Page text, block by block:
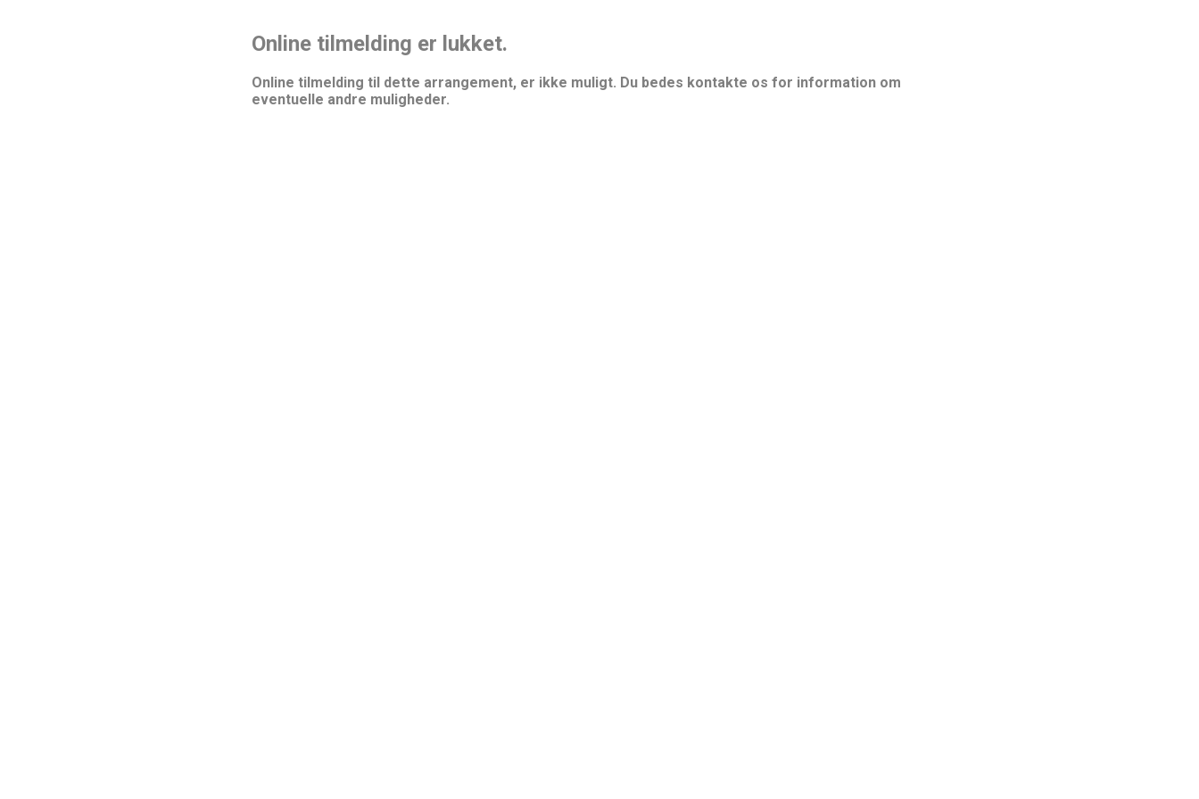
Online tilmelding er lukket.
Online tilmelding til dette arrangement, er ikke muligt. Du bedes kontakte os for information om
eventuelle andre muligheder.